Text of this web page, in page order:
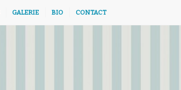
GALERIE BIO CONTACT